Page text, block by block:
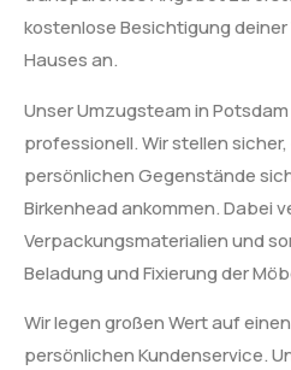
kostenlose Besichtigung
Hauses an.
Unser Umzugsteam in
professionell. Wir stellen
persönlichen Gegenstände
Birkenhead ankommen. Dabei
Verpackungsmaterialien und
Beladung und Fixierung der
Wir legen großen Wert auf
persönlichen Kundenservice.